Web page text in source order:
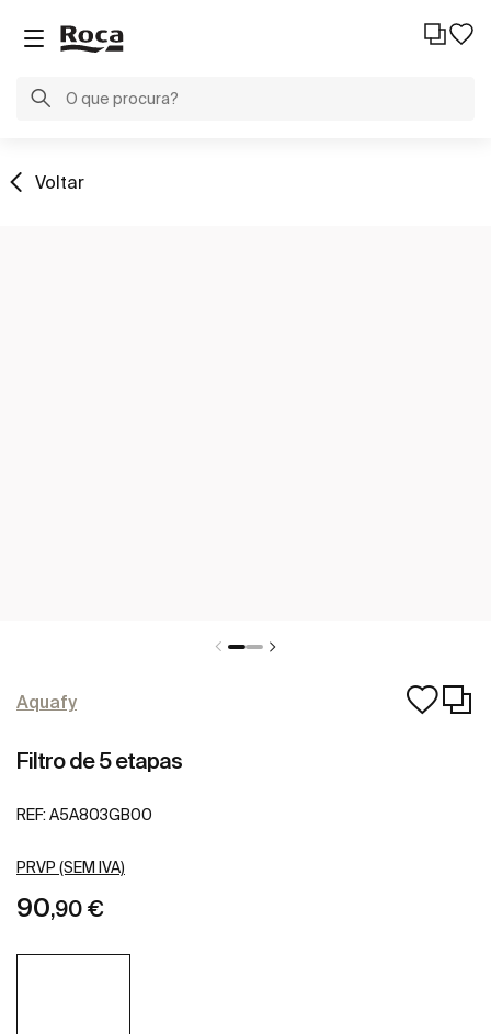
Voltar
Aquafy
Filtro de 5 etapas
REF: A5A803GB00
PRVP (SEM IVA)
90,90 €